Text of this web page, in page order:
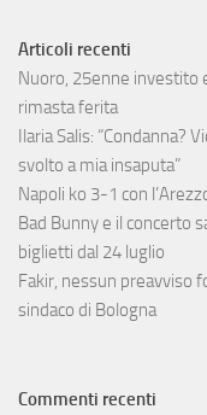
Articoli recenti
Nuoro, 25enne investito
rimasta ferita
Ilaria Salis: “Condanna?
svolto a mia insaputa”
Napoli ko 3-1 con
Bad Bunny e il concerto
biglietti dal 24 luglio
Fakir, nessun preavviso
sindaco di Bologna
Commenti recenti